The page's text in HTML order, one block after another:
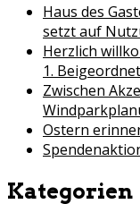
Haus des
setzt auf
Herzlich
1.
Zwischen
Ostern
Kategorien